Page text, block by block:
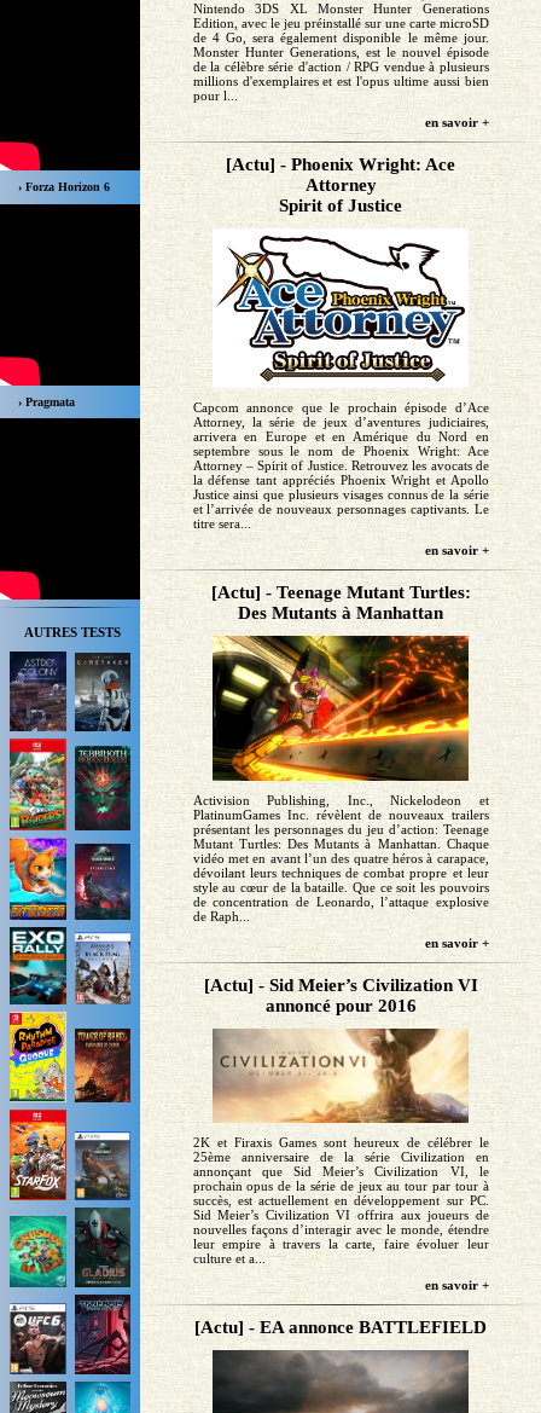
› Forza Horizon 6
› Pragmata
AUTRES TESTS
Nintendo 3DS XL Monster Hunter Generations
Edition, avec le jeu préinstallé sur une carte microSD
de 4 Go, sera également disponible le même jour.
Monster Hunter Generations, est le nouvel épisode
de la célèbre série d'action / RPG vendue à plusieurs
millions d'exemplaires et est l'opus ultime aussi bien
pour l...
en savoir +
[Actu] - Phoenix Wright: Ace
Attorney
Spirit of Justice
Capcom annonce que le prochain épisode d’Ace
Attorney, la série de jeux d’aventures judiciaires,
arrivera en Europe et en Amérique du Nord en
septembre sous le nom de Phoenix Wright: Ace
Attorney – Spirit of Justice. Retrouvez les avocats de
la défense tant appréciés Phoenix Wright et Apollo
Justice ainsi que plusieurs visages connus de la série
et l’arrivée de nouveaux personnages captivants. Le
titre sera...
en savoir +
[Actu] - Teenage Mutant Turtles:
Des Mutants à Manhattan
Activision Publishing, Inc., Nickelodeon et
PlatinumGames Inc. révèlent de nouveaux trailers
présentant les personnages du jeu d’action: Teenage
Mutant Turtles: Des Mutants à Manhattan. Chaque
vidéo met en avant l’un des quatre héros à carapace,
dévoilant leurs techniques de combat propre et leur
style au cœur de la bataille. Que ce soit les pouvoirs
de concentration de Leonardo, l’attaque explosive
de Raph...
en savoir +
[Actu] - Sid Meier’s Civilization VI
annoncé pour 2016
2K et Firaxis Games sont heureux de célébrer le
25ème anniversaire de la série Civilization en
annonçant que Sid Meier’s Civilization VI, le
prochain opus de la série de jeux au tour par tour à
succès, est actuellement en développement sur PC.
Sid Meier’s Civilization VI offrira aux joueurs de
nouvelles façons d’interagir avec le monde, étendre
leur empire à travers la carte, faire évoluer leur
culture et a...
en savoir +
[Actu] - EA annonce BATTLEFIELD